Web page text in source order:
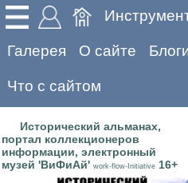
Галерея О сайте
Что с сайтом
Исторический альманах,
портал коллекционеров
информации, электронный
музей 'ВиФиАй' work-flow-Initiative 16+